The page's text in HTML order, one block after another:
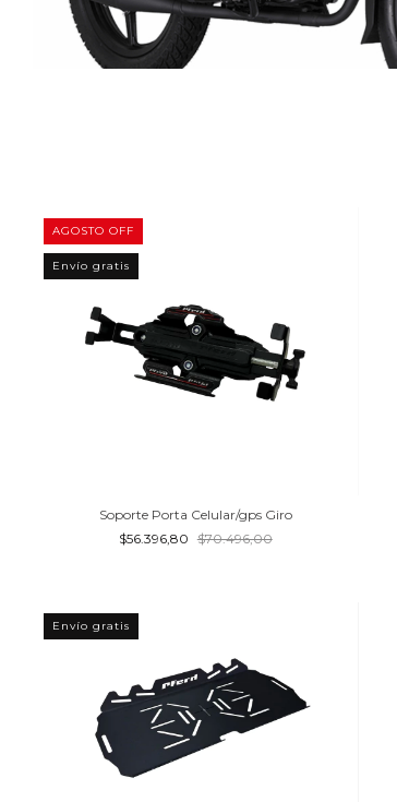
AGOSTO OFF
Envío gratis
Soporte Porta Celular/gps Giro
$56.396,80 $70.496,00
Envío gratis